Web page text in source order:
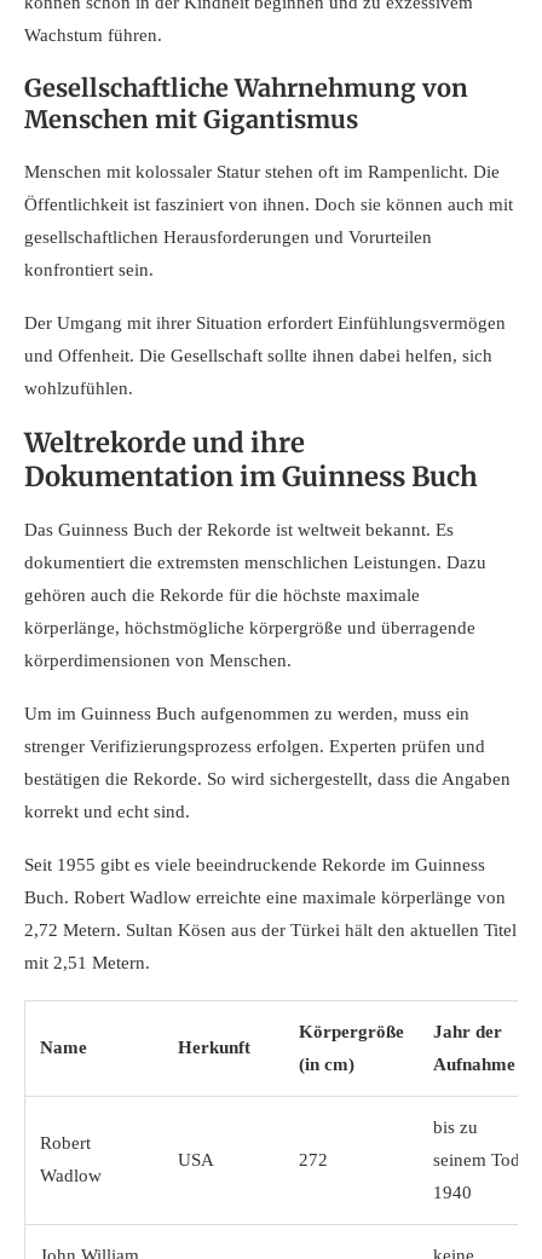
Wachstum führen.
Gesellschaftliche Wahrnehmung von
Menschen mit Gigantismus
Menschen mit kolossaler Statur stehen oft im Rampenlicht. Die
Öffentlichkeit ist fasziniert von ihnen. Doch sie können auch mit
gesellschaftlichen Herausforderungen und Vorurteilen
konfrontiert sein.
Der Umgang mit ihrer Situation erfordert Einfühlungsvermögen
und Offenheit. Die Gesellschaft sollte ihnen dabei helfen, sich
wohlzufühlen.
Weltrekorde und ihre
Dokumentation im Guinness Buch
Das Guinness Buch der Rekorde ist weltweit bekannt. Es
dokumentiert die extremsten menschlichen Leistungen. Dazu
gehören auch die Rekorde für die höchste maximale
körperlänge, höchstmögliche körpergröße und überragende
körperdimensionen von Menschen.
Um im Guinness Buch aufgenommen zu werden, muss ein
strenger Verifizierungsprozess erfolgen. Experten prüfen und
bestätigen die Rekorde. So wird sichergestellt, dass die Angaben
korrekt und echt sind.
Seit 1955 gibt es viele beeindruckende Rekorde im Guinness
Buch. Robert Wadlow erreichte eine maximale körperlänge von
2,72 Metern. Sultan Kösen aus der Türkei hält den aktuellen Titel
mit 2,51 Metern.
Name Herkunft
Körpergröße
(in cm)
Jahr der
Aufnahme
Robert
Wadlow
USA 272
bis zu
seinem Tod
1940